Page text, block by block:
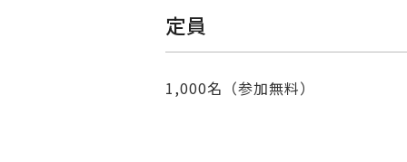
定員
1,000名（参加無料）